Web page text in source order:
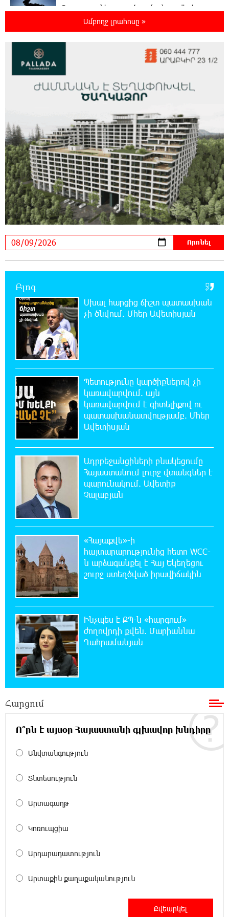
Ռուսաստանի տարածքում ոչնչացվել է
ուկրաինական 360 անօդաչու թռչող սարք
Օգոստոսի 10-ին, 11-ին, 12-ին, 13-ին, 14-ին,
հասցեներում լույս չի լինելու
Ողբերգական դեպք՝ Երևանում․ Կիևյան
կամրջի տակ հայտնաբերվել է տղամարդու
մարմին
22:43:21 8-08-2026
Ադրբեջանի Սարով գյուղում տանը 18-ամյա
աղջկա դի է հայտնաբերվել
22:25:11 8-08-2026
Հայհիդրոմետի տնօրենը գրել է
22:07:09 8-08-2026
Արտակարգ դեպք՝ Երևանում․ կոտրել են
շենքի պատուհաններն ու դռները
21:48:41 8-08-2026
Ալիևն ու Թրամփը հեռախոսազրույց են
ունեցել
21:29:45 8-08-2026
«Ինտեր»-ը հաղթեց «Յուվենտուս»-ին
21:10:46 8-08-2026
Քրեական վարույթի շրջանակում անձի
անձնական և ընտանեկան կյանքին առնչվող
տվյալների անհարկի հրապարակումն անթույլատրելի է.
ՄԻՊ
20:51:38 8-08-2026
Զելենսկին ու Վուչիչը քննարկել են
համագործակցությունն ընդլայնելու
հնարավորությունները
20:33:21 8-08-2026
Հրդեհի ահազանգ Սայաթ-Նովա
պողոտայում. շենքից տարհանվել է 5
բնակիչ
20:14:36 8-08-2026
Ճապոնական Յակիշիմե կերամիկայի
ցուցահանդեսը երկարաձգվել է մինչև
օգոստոսի 30-ը
19:55:28 8-08-2026
Որոնվում է նախաձեռնված քրեական
վարույթի շրջանակներում
19:37:10 8-08-2026
Փաշինյանն ու Թրամփը հեռախոսազրույց
Չհանե´ս խաչդ, Հայաստան աշխարհ․ Ուժեղ
Սիցիլիայի օդանավակայանը փակվել է
Հետվճարի փոխարեն՝ արժանապատիվ և
համակարգը սոցիալական անարդարության խնդիր
Ամբողջ լրահոսը »
Բլոգ
Սխալ հարցից ճիշտ պատասխան
չի ծնվում. Մհեր Ավետիսյան
Պետությունը կարծիքներով չի
կառավարվում. այն
կառավարվում է գիտելիքով ու
պատասխանատվությամբ. Մհեր
Ավետիսյան
Ադրբեջանցիների բնակեցումը
Հայաստանում լուրջ վտանգներ է
պարունակում. Ավետիք
Չալաբյան
«Հայաքվե»-ի
հայտարարությունից հետո WCC-
ն արձագանքել է Հայ Եկեղեցու
շուրջ ստեղծված իրավիճակին
Ինչպես է ՔՊ-ն «հարգում»
ժողովրդի քվեն. Մարիաննա
Ղահրամանյան
Հարցում
Ո՞րն է այսօր Հայաստանի գլխավոր խնդիրը
Անվտանգություն
Տնտեսություն
Արտագաղթ
Կոռուպցիա
Արդարադատություն
Արտաքին քաղաքականություն